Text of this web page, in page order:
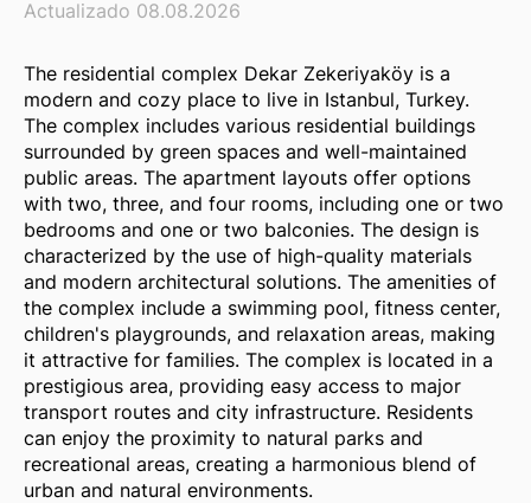
Actualizado 08.08.2026
The residential complex Dekar Zekeriyaköy is a
modern and cozy place to live in Istanbul, Turkey.
The complex includes various residential buildings
surrounded by green spaces and well-maintained
public areas. The apartment layouts offer options
with two, three, and four rooms, including one or two
bedrooms and one or two balconies. The design is
characterized by the use of high-quality materials
and modern architectural solutions. The amenities of
the complex include a swimming pool, fitness center,
children's playgrounds, and relaxation areas, making
it attractive for families. The complex is located in a
prestigious area, providing easy access to major
transport routes and city infrastructure. Residents
can enjoy the proximity to natural parks and
recreational areas, creating a harmonious blend of
urban and natural environments.